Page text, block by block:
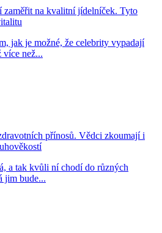
zaměřit na kvalitní jídelníček. Tyto
jak je možné, že celebrity vypadají
více než...
přínosů. Vědci zkoumají i
a tak kvůli ní chodí do různých
jim bude...